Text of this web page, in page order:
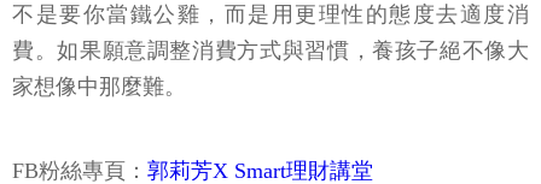
不是要你當鐵公雞，而是用更理性的態度去適度消
費。如果願意調整消費方式與習慣，養孩子絕不像大
家想像中那麼難。
FB粉絲專頁： 郭莉芳X Smart理財講堂